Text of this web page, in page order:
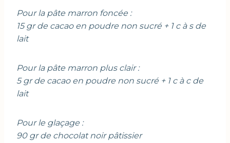
Pour la pâte marron foncée :
15 gr de cacao en poudre non sucré + 1 c à s de
lait
Pour la pâte marron plus clair :
5 gr de cacao en poudre non sucré + 1 c à c de
lait
Pour le glaçage :
90 gr de chocolat noir pâtissier